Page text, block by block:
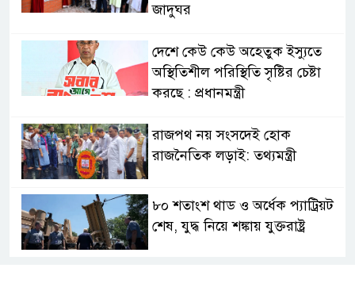
জাদুঘর
দেশে কেউ কেউ অহেতুক ইস্যুতে
অস্থিতিশীল পরিস্থিতি সৃষ্টির চেষ্টা
করছে : প্রধানমন্ত্রী
রাজপথ নয় সংসদেই হোক
রাজনৈতিক লড়াই: তথ্যমন্ত্রী
৮০ শতাংশ থাড ও অর্ধেক প্যাট্রিয়ট
শেষ, যুদ্ধ নিয়ে শঙ্কায় যুক্তরাষ্ট্র